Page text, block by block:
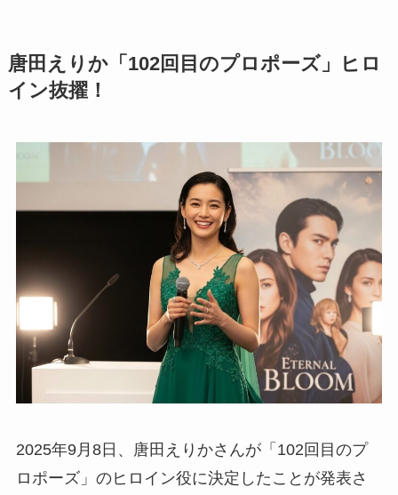
唐田えりか「102回目のプロポーズ」ヒロ
イン抜擢！
2025年9月8日、唐田えりかさんが「102回目のプ
ロポーズ」のヒロイン役に決定したことが発表さ